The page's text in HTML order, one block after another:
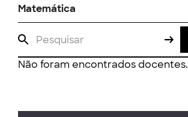
Matemática
Não foram encontrados docentes.